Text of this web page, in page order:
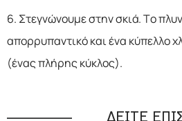
6. Στεγνώνουμε στην σκιά. Το
απορρυπαντικό και ένα κύπελλο
(ένας πλήρης κύκλος).